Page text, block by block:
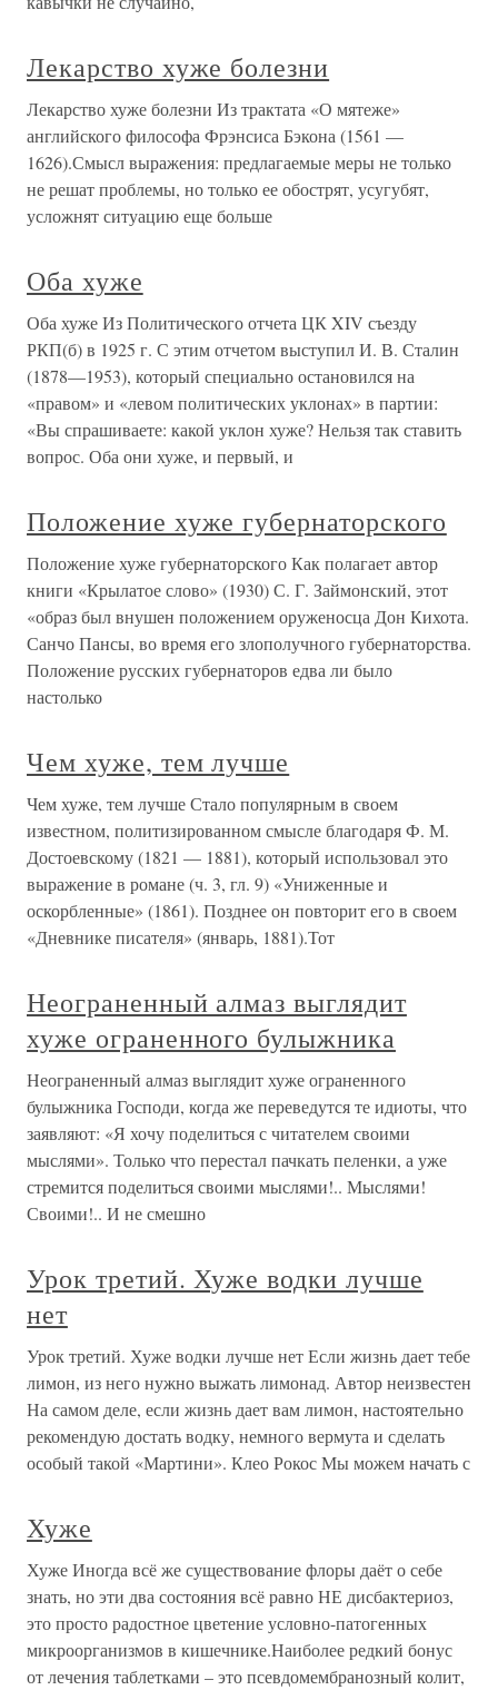
Лекарство хуже болезни
Лекарство хуже болезни Из трактата «О мятеже»
английского философа Фрэнсиса Бэкона (1561 —
1626).Смысл выражения: предлагаемые меры не только
не решат проблемы, но только ее обострят, усугубят,
усложнят ситуацию еще больше
Оба хуже
Оба хуже Из Политического отчета ЦК XIV съезду
РКП(б) в 1925 г. С этим отчетом выступил И. В. Сталин
(1878—1953), который специально остановился на
«правом» и «левом политических уклонах» в партии:
«Вы спрашиваете: какой уклон хуже? Нельзя так ставить
вопрос. Оба они хуже, и первый, и
Положение хуже губернаторского
Положение хуже губернаторского Как полагает автор
книги «Крылатое слово» (1930) С. Г. Займонский, этот
«образ был внушен положением оруженосца Дон Кихота.
Санчо Пансы, во время его злополучного губернаторства.
Положение русских губернаторов едва ли было
настолько
Чем хуже, тем лучше
Чем хуже, тем лучше Стало популярным в своем
известном, политизированном смысле благодаря Ф. М.
Достоевскому (1821 — 1881), который использовал это
выражение в романе (ч. 3, гл. 9) «Униженные и
оскорбленные» (1861). Позднее он повторит его в своем
«Дневнике писателя» (январь, 1881).Тот
Неограненный алмаз выглядит
хуже ограненного булыжника
Неограненный алмаз выглядит хуже ограненного
булыжника Господи, когда же переведутся те идиоты, что
заявляют: «Я хочу поделиться с читателем своими
мыслями». Только что перестал пачкать пеленки, а уже
стремится поделиться своими мыслями!.. Мыслями!
Своими!.. И не смешно
Урок третий. Хуже водки лучше
нет
Урок третий. Хуже водки лучше нет Если жизнь дает тебе
лимон, из него нужно выжать лимонад. Автор неизвестен
На самом деле, если жизнь дает вам лимон, настоятельно
рекомендую достать водку, немного вермута и сделать
особый такой «Мартини». Клео Рокос Мы можем начать с
Хуже
Хуже Иногда всё же существование флоры даёт о себе
знать, но эти два состояния всё равно НЕ дисбактериоз,
это просто радостное цветение условно-патогенных
микроорганизмов в кишечнике.Наиболее редкий бонус
от лечения таблетками – это псевдомембранозный колит,